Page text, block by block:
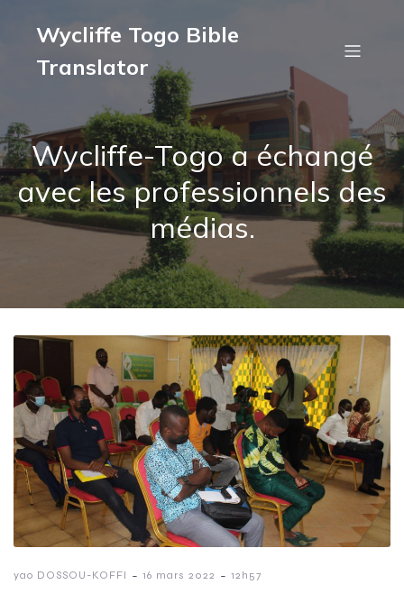
Wycliffe Togo Bible
Translator
Wycliffe-Togo a échangé
avec les professionnels des
médias.
yao DOSSOU-KOFFI - 16 mars 2022 - 12h57